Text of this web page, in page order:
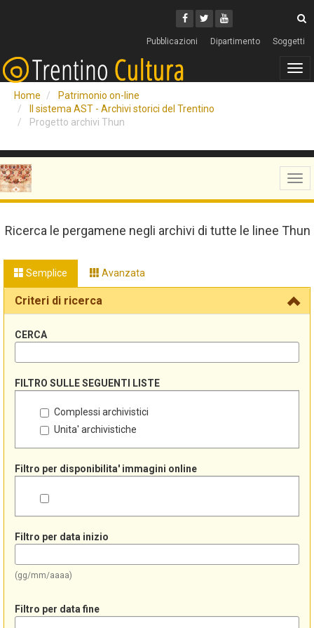
Facebook
Twitter
Youtube
Pubblicazioni Dipartimento Soggetti
Home
Patrimonio on-line
Il sistema AST - Archivi storici del Trentino
Progetto archivi Thun
Ricerca le pergamene negli archivi di tutte le linee Thun
Semplice Avanzata
Criteri di ricerca
CERCA
FILTRO SULLE SEGUENTI LISTE
Complessi archivistici
Unita' archivistiche
Filtro per disponibilita' immagini online
Filtro per data inizio
(gg/mm/aaaa)
Filtro per data fine